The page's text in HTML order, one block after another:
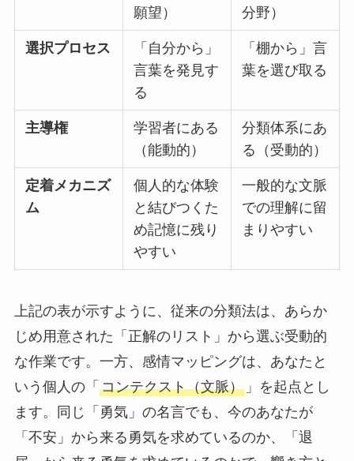
願望）
分野）
選択プロセス
「自分から」
言葉を発見す
る
「棚から」言
葉を選び取る
主導権
学習者にある
（能動的）
分類体系にあ
る（受動的）
定着メカニズ
ム
個人的な体験
と結びつくた
め記憶に残り
やすい
一般的な文脈
での理解に留
まりやすい
上記の表が示すように、従来の分類法は、あらか
じめ用意された「正解のリスト」から選ぶ受動的
な作業です。一方、感情マッピングは、あなたと
いう個人の「 コンテクスト（文脈）」を起点とし
ます。同じ「勇気」の名言でも、今のあなたが
「不安」から来る勇気を求めているのか、「退